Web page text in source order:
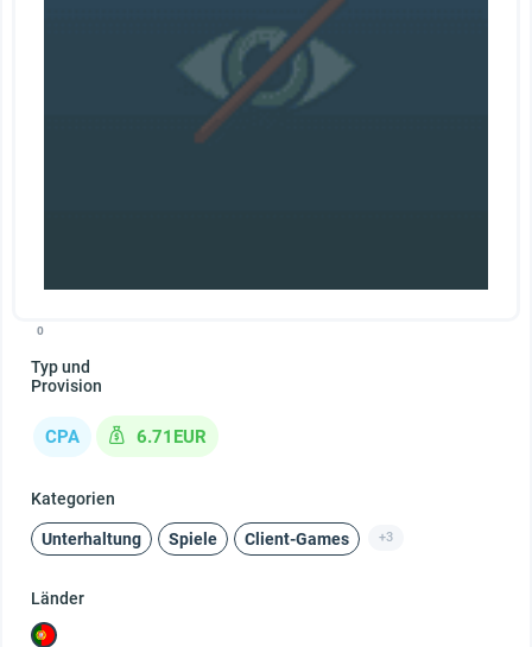
0
Typ und
Provision
CPA 6.71EUR
Kategorien
Unterhaltung Spiele Client-Games +3
Länder